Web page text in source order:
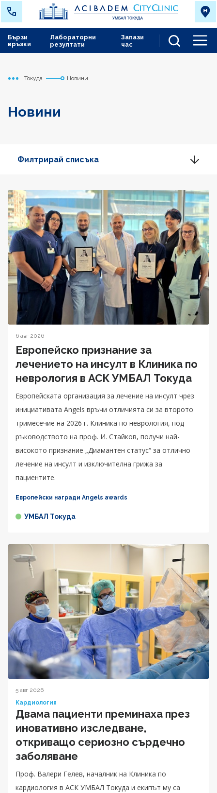
Лабораторни
резултати
Запази
час
Бързи
връзки
Начало
Токуда Новини
Новини
Филтрирай списъка
6 авг 2026
Европейско признание за
лечението на инсулт в Клиника по
неврология в АСК УМБАЛ Токуда
Eвропейската организация за лечение на инсулт чрез
инициативата Angels връчи отличията си за второто
тримесечие на 2026 г. Клиника по неврология, под
ръководството на проф. И. Стайков, получи най-
високото признание „Диамантен статус“ за отлично
лечение на инсулт и изключителна грижа за
пациентите.
Европейски награди Angels awards
УМБАЛ Токуда
5 авг 2026
Кардиология
Двама пациенти преминаха през
иновативно изследване,
откриващо сериозно сърдечно
заболяване
Проф. Валери Гелев, началник на Клиника по
кардиология в АСК УМБАЛ Токуда и екипът му са